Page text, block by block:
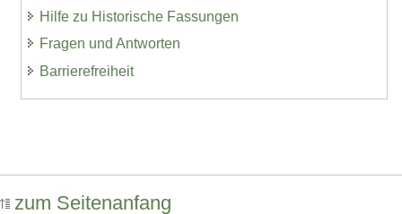
Hilfe zu Historische Fassungen
Fragen und Antworten
Barrierefreiheit
zum Seitenanfang